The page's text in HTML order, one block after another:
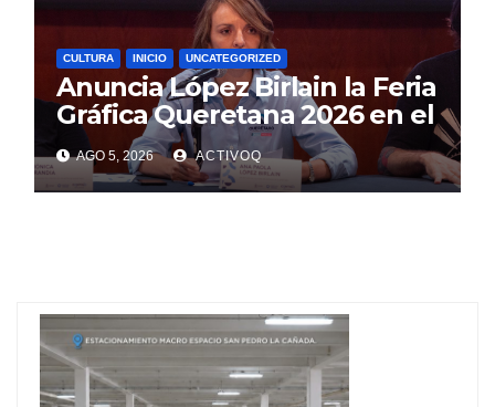
CULTURA INICIO UNCATEGORIZED
Anuncia López Birlain la Feria
Gráfica Queretana 2026 en el
CEART
AGO 5, 2026 ACTIVOQ